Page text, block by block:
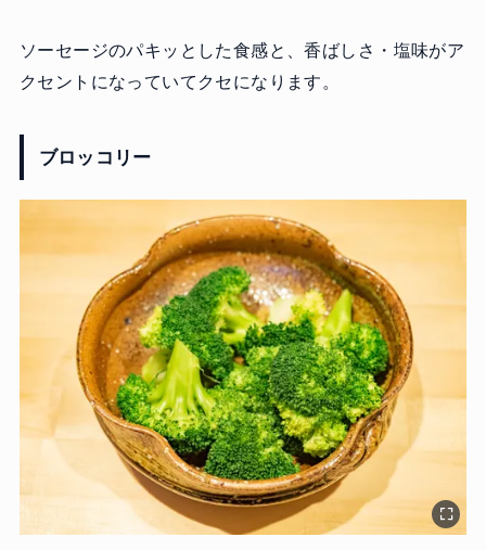
ソーセージのパキッとした食感と、香ばしさ・塩味がア
クセントになっていてクセになります。
ブロッコリー